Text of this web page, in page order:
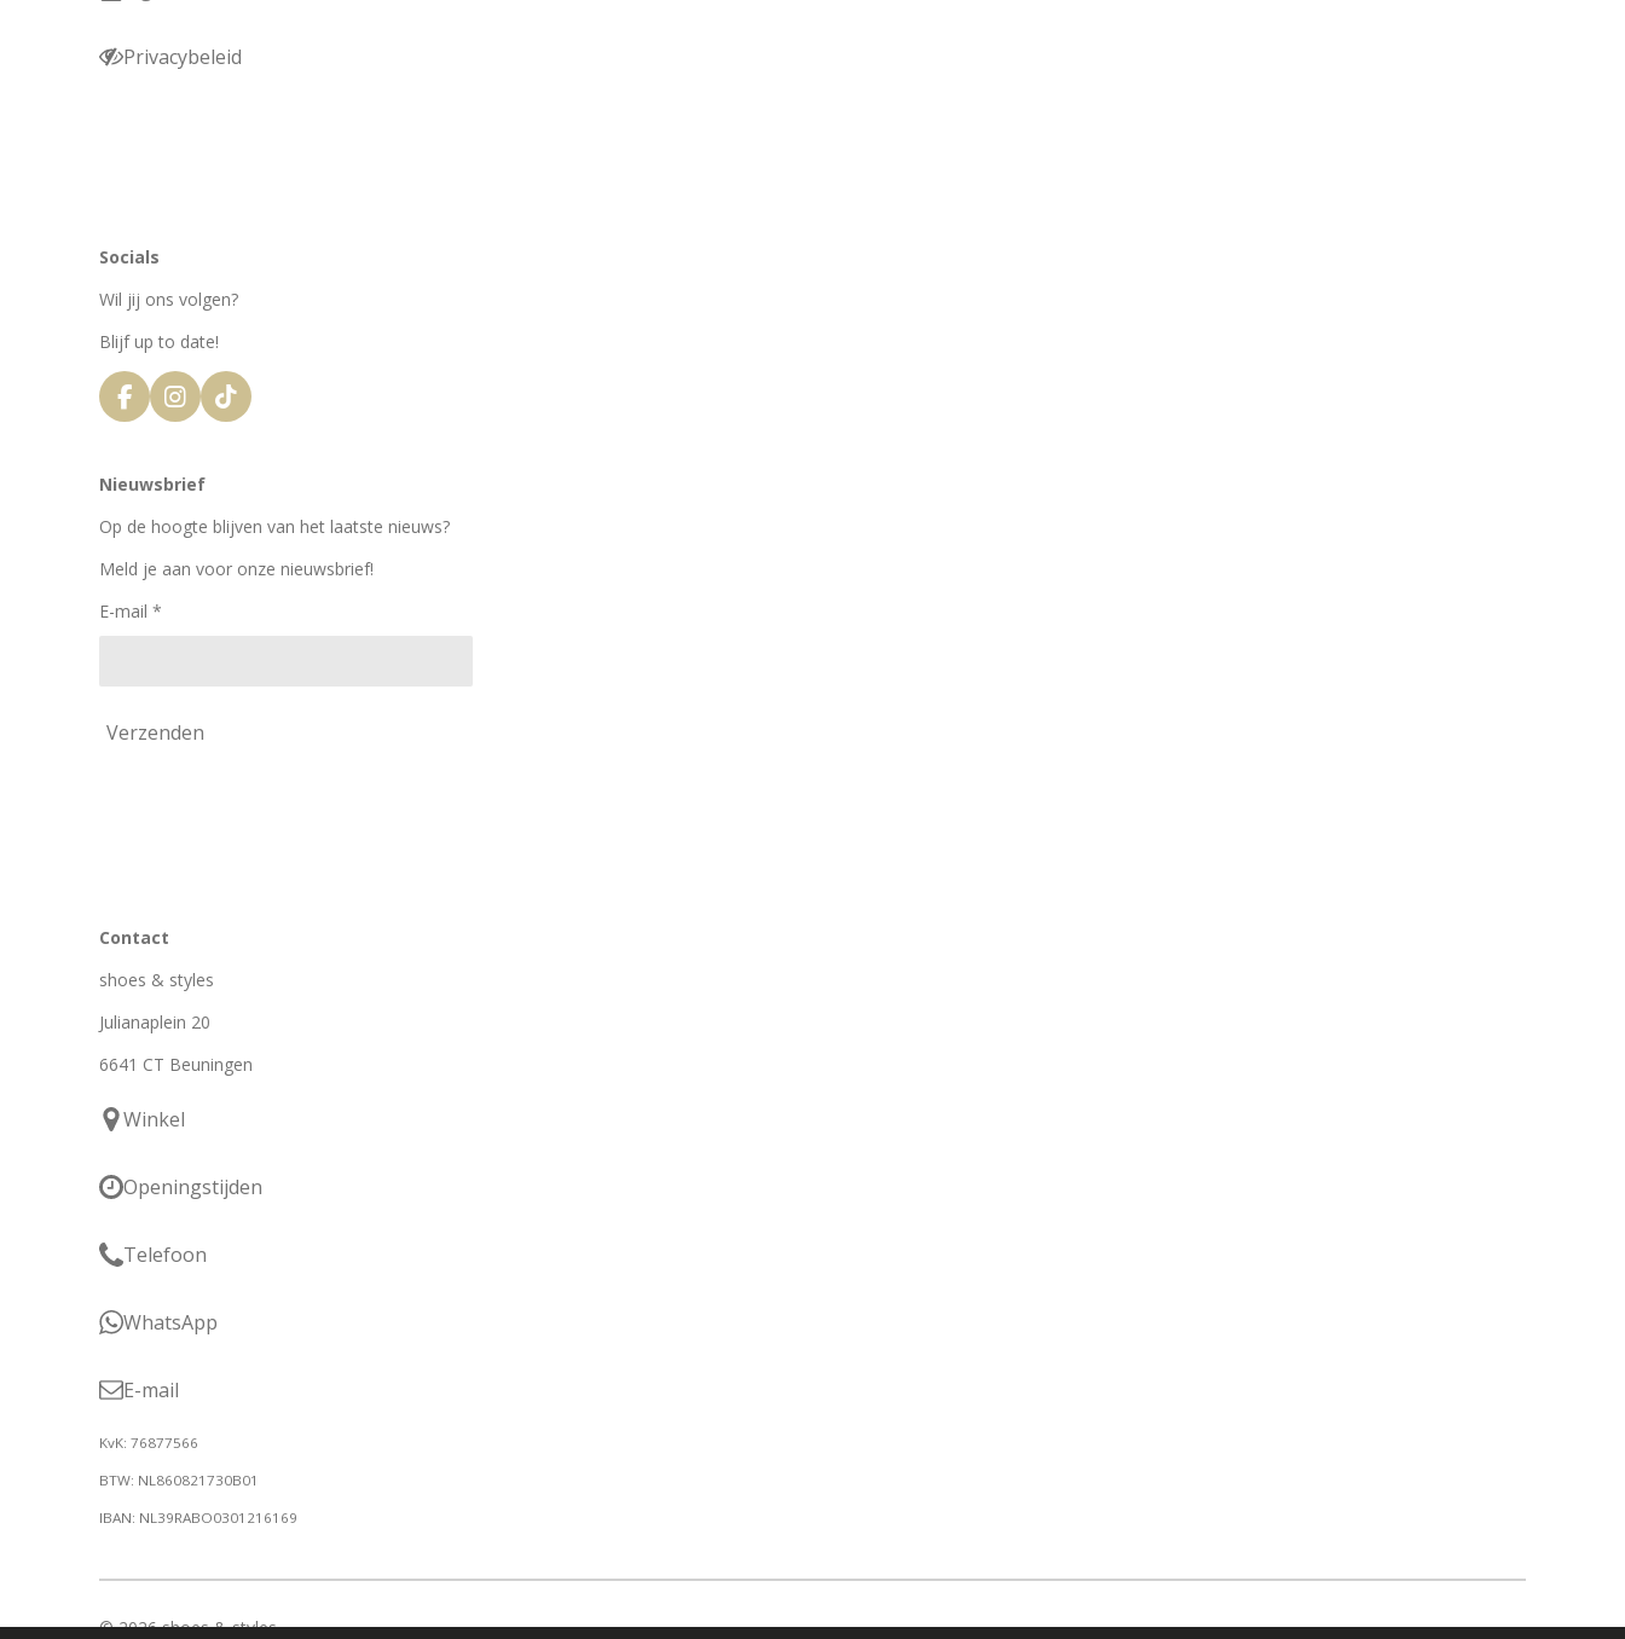
Privacybeleid
Socials
Wil jij ons volgen?
Blijf up to date!
F
a
e
b
o
k
I
n
t
a
g
a
T
i
k
Nieuwsbrief
Op de hoogte blijven van het laatste nieuws?
Meld je aan voor onze nieuwsbrief!
E-mail *
Verzenden
Contact
shoes & styles
Julianaplein 20
6641 CT Beuningen
Winkel
Openingstijden
Telefoon
WhatsApp
E-mail
KvK: 76877566
BTW: NL860821730B01
IBAN: NL39RABO0301216169
© 2026 shoes & styles